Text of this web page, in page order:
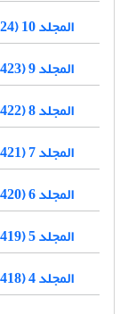
المجلد 10 (1424)
المجلد 9 (1423)
المجلد 8 (1422)
المجلد 7 (1421)
المجلد 6 (1420)
المجلد 5 (1419)
المجلد 4 (1418)